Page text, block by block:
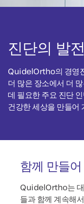
진단의 발
QuidelOrtho의 경영
더 많은 장소에서 더
데 필요한 주요 진단
건강한 세상을 만들어
함께 만들
QuidelOrtho는 대
들과 함께 계속해